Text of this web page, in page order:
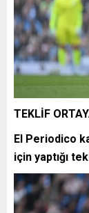
TEKLİF
El Periodico
için yaptığı